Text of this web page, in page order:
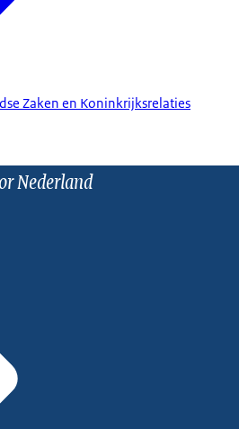
Zaken en Koninkrijksrelaties
Nederland